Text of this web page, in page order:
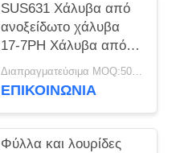
SUS631 Χάλυβα από
ανοξείδωτο χάλυβα
17-7PH Χάλυβα από
ανοξείδωτο χάλυβα
Διαπραγματεύσιμα MOQ:500 κλ
ΕΠΙΚΟΙΝΩΝΊΑ
Φύλλα και λουρίδες